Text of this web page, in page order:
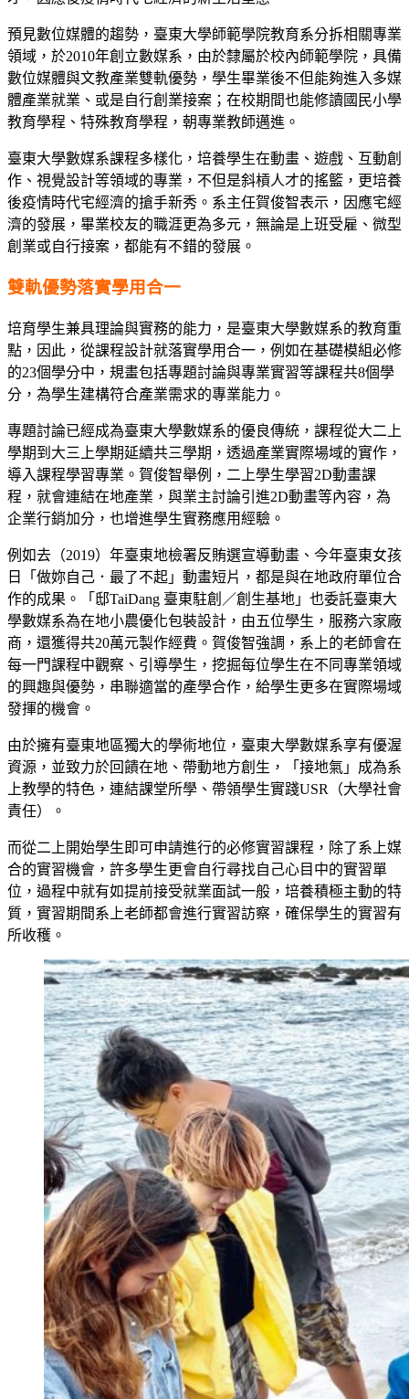
預見數位媒體的趨勢，臺東大學師範學院教育系分拆相關專業
領域，於2010年創立數媒系，由於隸屬於校內師範學院，具備
數位媒體與文教產業雙軌優勢，學生畢業後不但能夠進入多媒
體產業就業、或是自行創業接案；在校期間也能修讀國民小學
教育學程、特殊教育學程，朝專業教師邁進。
臺東大學數媒系課程多樣化，培養學生在動畫、遊戲、互動創
作、視覺設計等領域的專業，不但是斜槓人才的搖籃，更培養
後疫情時代宅經濟的搶手新秀。系主任賀俊智表示，因應宅經
濟的發展，畢業校友的職涯更為多元，無論是上班受雇、微型
創業或自行接案，都能有不錯的發展。
雙軌優勢落實學用合一
培育學生兼具理論與實務的能力，是臺東大學數媒系的教育重
點，因此，從課程設計就落實學用合一，例如在基礎模組必修
的23個學分中，規畫包括專題討論與專業實習等課程共8個學
分，為學生建構符合產業需求的專業能力。
專題討論已經成為臺東大學數媒系的優良傳統，課程從大二上
學期到大三上學期延續共三學期，透過產業實際場域的實作，
導入課程學習專業。賀俊智舉例，二上學生學習2D動畫課
程，就會連結在地產業，與業主討論引進2D動畫等內容，為
企業行銷加分，也增進學生實務應用經驗。
例如去（2019）年臺東地檢署反賄選宣導動畫、今年臺東女孩
日「做妳自己．最了不起」動畫短片，都是與在地政府單位合
作的成果。「邸TaiDang 臺東駐創／創生基地」也委託臺東大
學數媒系為在地小農優化包裝設計，由五位學生，服務六家廠
商，還獲得共20萬元製作經費。賀俊智強調，系上的老師會在
每一門課程中觀察、引導學生，挖掘每位學生在不同專業領域
的興趣與優勢，串聯適當的產學合作，給學生更多在實際場域
發揮的機會。
由於擁有臺東地區獨大的學術地位，臺東大學數媒系享有優渥
資源，並致力於回饋在地、帶動地方創生，「接地氣」成為系
上教學的特色，連結課堂所學、帶領學生實踐USR（大學社會
責任）。
而從二上開始學生即可申請進行的必修實習課程，除了系上媒
合的實習機會，許多學生更會自行尋找自己心目中的實習單
位，過程中就有如提前接受就業面試一般，培養積極主動的特
質，實習期間系上老師都會進行實習訪察，確保學生的實習有
所收穫。